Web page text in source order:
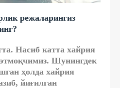
режаларингиз
Насиб катта хайрия
Шунингдек
ҳолда хайрия
йиғилган